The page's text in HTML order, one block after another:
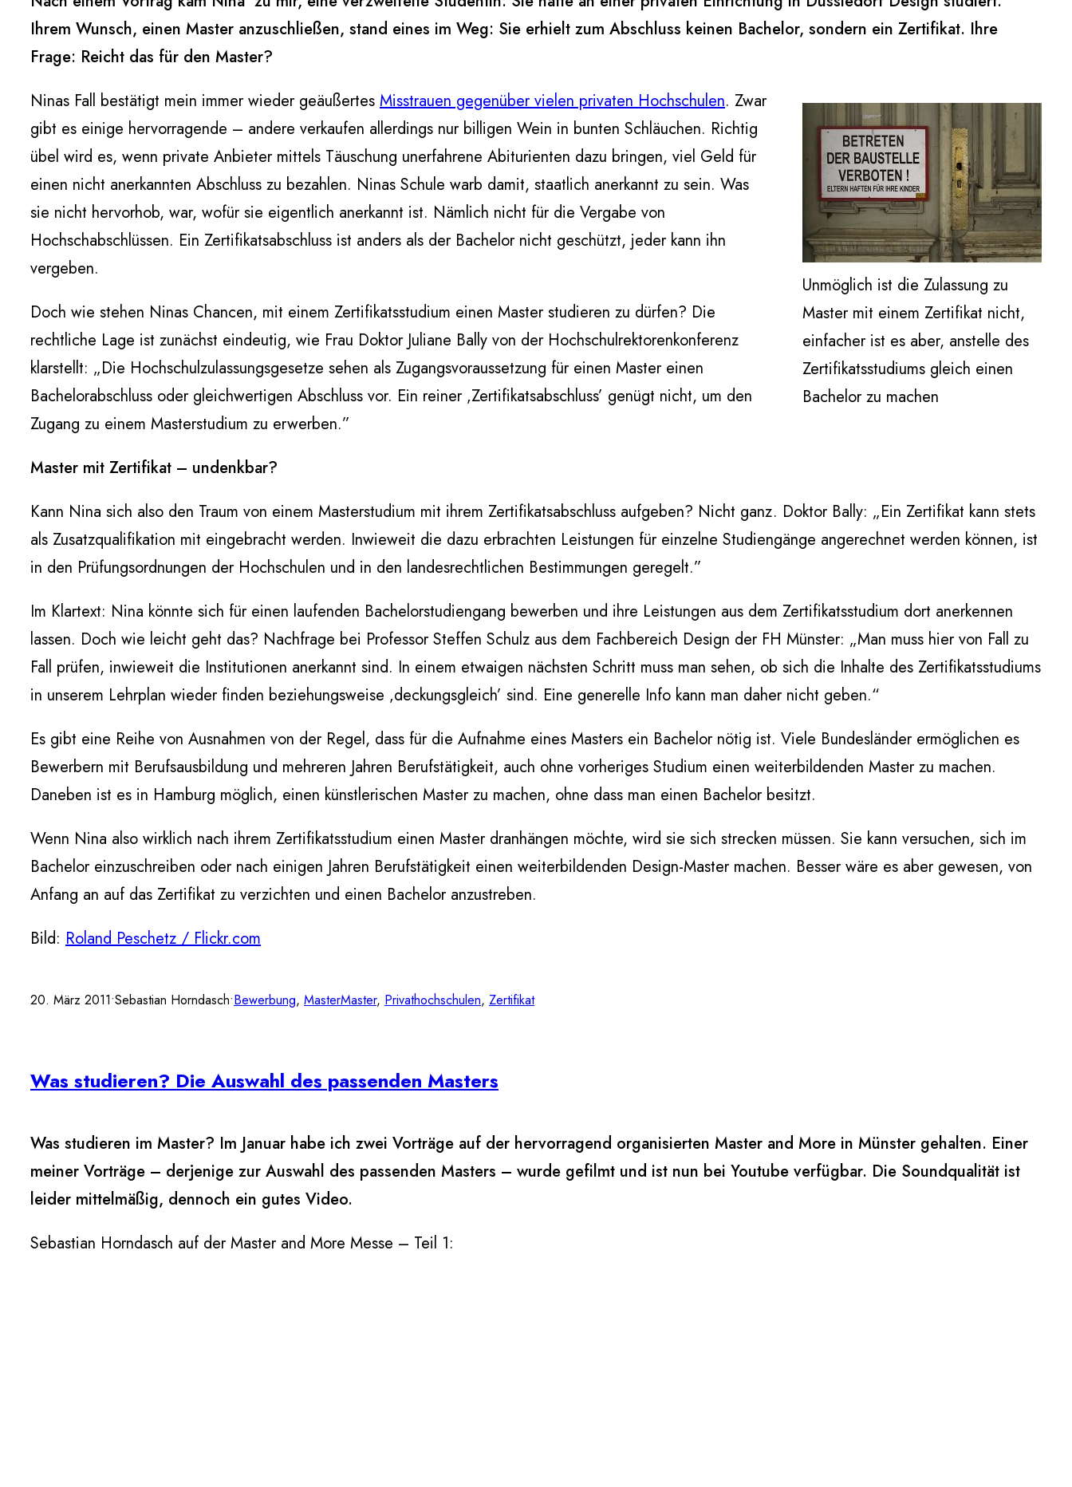
Ihrem Wunsch, einen Master anzuschließen, stand eines im Weg: Sie erhielt zum Abschluss keinen Bachelor, sondern ein Zertifikat. Ihre
Frage: Reicht das für den Master?
Unmöglich ist die Zulassung zu
Master mit einem Zertifikat nicht,
einfacher ist es aber, anstelle des
Zertifikatsstudiums gleich einen
Bachelor zu machen
Ninas Fall bestätigt mein immer wieder geäußertes Misstrauen gegenüber vielen privaten Hochschulen. Zwar
gibt es einige hervorragende – andere verkaufen allerdings nur billigen Wein in bunten Schläuchen. Richtig
übel wird es, wenn private Anbieter mittels Täuschung unerfahrene Abiturienten dazu bringen, viel Geld für
einen nicht anerkannten Abschluss zu bezahlen. Ninas Schule warb damit, staatlich anerkannt zu sein. Was
sie nicht hervorhob, war, wofür sie eigentlich anerkannt ist. Nämlich nicht für die Vergabe von
Hochschabschlüssen. Ein Zertifikatsabschluss ist anders als der Bachelor nicht geschützt, jeder kann ihn
vergeben.
Doch wie stehen Ninas Chancen, mit einem Zertifikatsstudium einen Master studieren zu dürfen? Die
rechtliche Lage ist zunächst eindeutig, wie Frau Doktor Juliane Bally von der Hochschulrektorenkonferenz
klarstellt: „Die Hochschulzulassungsgesetze sehen als Zugangsvoraussetzung für einen Master einen
Bachelorabschluss oder gleichwertigen Abschluss vor. Ein reiner ‚Zertifikatsabschluss’ genügt nicht, um den
Zugang zu einem Masterstudium zu erwerben.”
Master mit Zertifikat – undenkbar?
Kann Nina sich also den Traum von einem Masterstudium mit ihrem Zertifikatsabschluss aufgeben? Nicht ganz. Doktor Bally: „Ein Zertifikat kann stets
als Zusatzqualifikation mit eingebracht werden. Inwieweit die dazu erbrachten Leistungen für einzelne Studiengänge angerechnet werden können, ist
in den Prüfungsordnungen der Hochschulen und in den landesrechtlichen Bestimmungen geregelt.”
Im Klartext: Nina könnte sich für einen laufenden Bachelorstudiengang bewerben und ihre Leistungen aus dem Zertifikatsstudium dort anerkennen
lassen. Doch wie leicht geht das? Nachfrage bei Professor Steffen Schulz aus dem Fachbereich Design der FH Münster: „Man muss hier von Fall zu
Fall prüfen, inwieweit die Institutionen anerkannt sind. In einem etwaigen nächsten Schritt muss man sehen, ob sich die Inhalte des Zertifikatsstudiums
in unserem Lehrplan wieder finden beziehungsweise ‚deckungsgleich’ sind. Eine generelle Info kann man daher nicht geben.“
Es gibt eine Reihe von Ausnahmen von der Regel, dass für die Aufnahme eines Masters ein Bachelor nötig ist. Viele Bundesländer ermöglichen es
Bewerbern mit Berufsausbildung und mehreren Jahren Berufstätigkeit, auch ohne vorheriges Studium einen weiterbildenden Master zu machen.
Daneben ist es in Hamburg möglich, einen künstlerischen Master zu machen, ohne dass man einen Bachelor besitzt.
Wenn Nina also wirklich nach ihrem Zertifikatsstudium einen Master dranhängen möchte, wird sie sich strecken müssen. Sie kann versuchen, sich im
Bachelor einzuschreiben oder nach einigen Jahren Berufstätigkeit einen weiterbildenden Design-Master machen. Besser wäre es aber gewesen, von
Anfang an auf das Zertifikat zu verzichten und einen Bachelor anzustreben.
Bild: Roland Peschetz / Flickr.com
20. März 2011•Sebastian Horndasch•Bewerbung, MasterMaster, Privathochschulen, Zertifikat
Was studieren? Die Auswahl des passenden Masters
Was studieren im Master? Im Januar habe ich zwei Vorträge auf der hervorragend organisierten Master and More in Münster gehalten. Einer
meiner Vorträge – derjenige zur Auswahl des passenden Masters – wurde gefilmt und ist nun bei Youtube verfügbar. Die Soundqualität ist
leider mittelmäßig, dennoch ein gutes Video.
Sebastian Horndasch auf der Master and More Messe – Teil 1: